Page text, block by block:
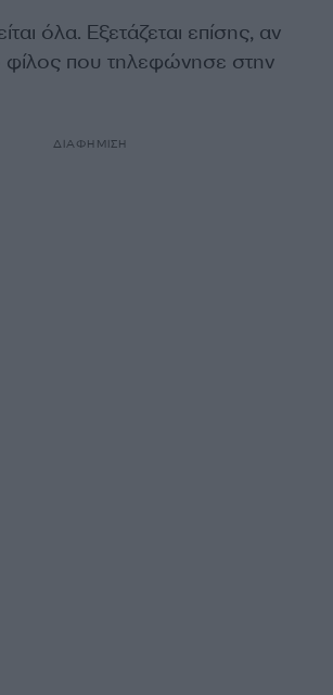
όλα. Εξετάζεται επίσης, αν
φίλος που τηλεφώνησε στην
ΔΙΑΦΗΜΙΣΗ